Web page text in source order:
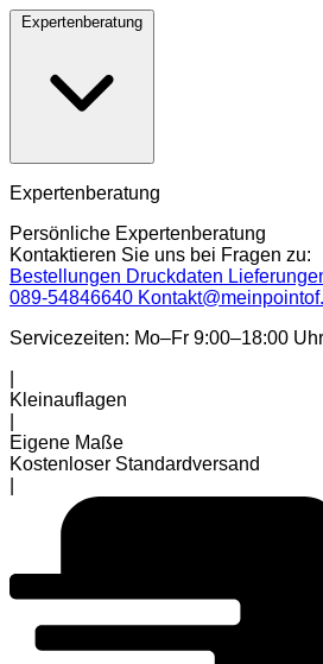
Expertenberatung
Expertenberatung
Persönliche Expertenberatung
Kontaktieren Sie uns bei Fragen zu:
Bestellungen Druckdaten
089-54846640
Servicezeiten: Mo–Fr 9:00–18:00 Uhr
Kleinauflagen
Eigene Maße
Kostenloser Standardversand